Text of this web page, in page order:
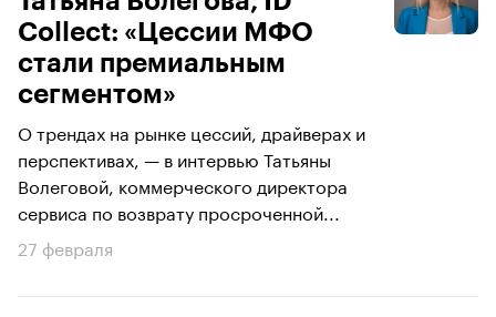
Collect: «Цессии МФО
стали премиальным
сегментом»
О трендах на рынке цессий, драйверах и
перспективах, — в интервью Татьяны
Волеговой, коммерческого директора
сервиса по возврату просроченной...
27 февраля